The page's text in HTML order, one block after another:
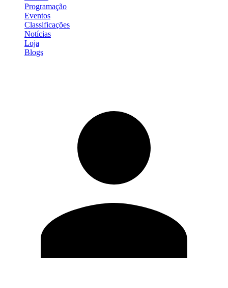
Programação
Eventos
Classificações
Notícias
Loja
Blogs